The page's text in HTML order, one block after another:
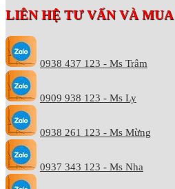
LIÊN HỆ TƯ VẤN VÀ
0938 437 123 - Ms Trâm
0909 938 123 - Ms Ly
0938 261 123 - Ms Mừng
0937 343 123 - Ms Nha